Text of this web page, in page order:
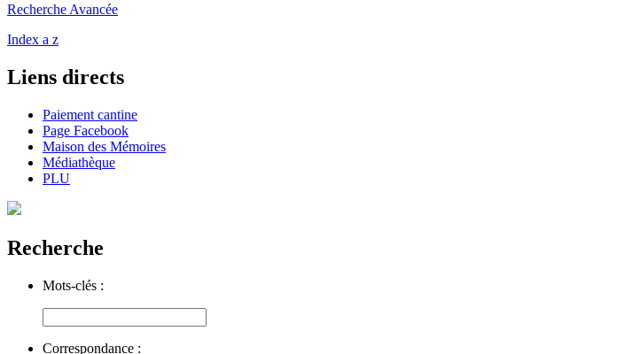
Recherche Avancée
Index a z
Liens directs
Paiement cantine
Page Facebook
Maison des Mémoires
Médiathèque
PLU
Recherche
Mots-clés :
Correspondance :